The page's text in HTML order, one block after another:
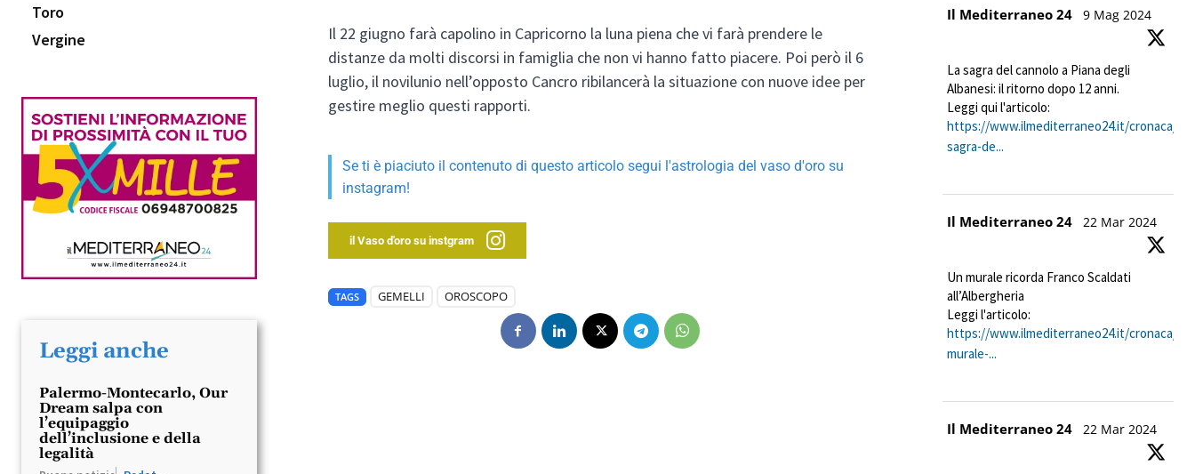
Toro
Vergine
Leggi anche
Palermo-Montecarlo, Our
Dream salpa con
l’equipaggio
dell’inclusione e della
legalità
Il 22 giugno farà capolino in Capricorno la luna piena che vi farà prendere le
distanze da molti discorsi in famiglia che non vi hanno fatto piacere. Poi però il 6
luglio, il novilunio nell’opposto Cancro ribilancerà la situazione con nuove idee per
gestire meglio questi rapporti.
Se ti è piaciuto il contenuto di questo articolo segui l'astrologia del vaso d'oro su
instagram!
il Vaso d'oro su instgram
TAGS GEMELLI OROSCOPO
AvatarIl Mediterraneo 24 9 Mag 2024
La sagra del cannolo a Piana degli
Albanesi: il ritorno dopo 12 anni.
Leggi qui l'articolo:
https://www.ilmediterraneo24.it/cronaca/
sagra-de...
AvatarIl Mediterraneo 24 22 Mar 2024
Un murale ricorda Franco Scaldati
all’Albergheria
Leggi l'articolo:
https://www.ilmediterraneo24.it/cronaca/
murale-...
AvatarIl Mediterraneo 24 22 Mar 2024